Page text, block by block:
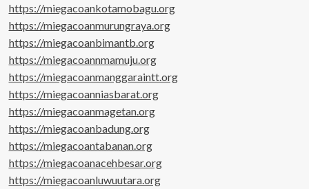
https://miegacoankotamobagu.org
https://miegacoanmurungraya.org
https://miegacoanbimantb.org
https://miegacoannmamuju.org
https://miegacoanmanggaraintt.org
https://miegacoanniasbarat.org
https://miegacoanmagetan.org
https://miegacoanbadung.org
https://miegacoantabanan.org
https://miegacoanacehbesar.org
https://miegacoanluwuutara.org